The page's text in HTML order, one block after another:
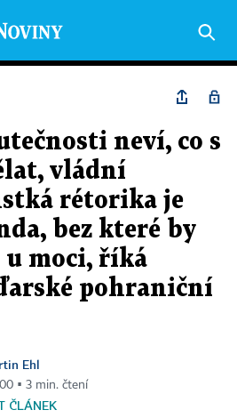
neví, co s
vládní
rétorika je
bez které by
u moci, říká
pohraniční
Ehl
▪ 3 min. čtení
ČLÁNEK